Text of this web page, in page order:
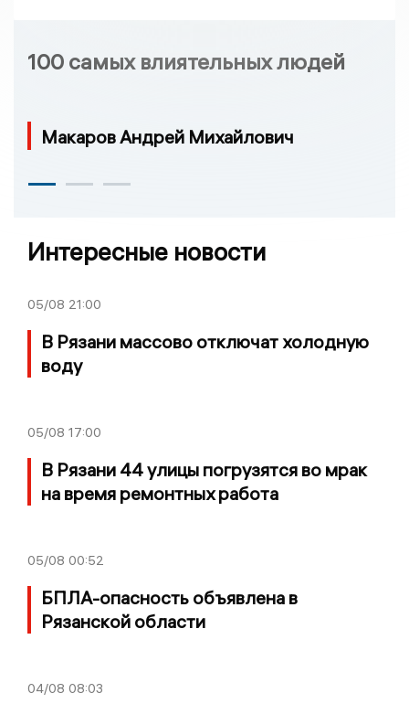
100 самых влиятельных людей
Макаров Андрей Михайлович
Интересные новости
05/08 21:00
В Рязани массово отключат холодную
воду
05/08 17:00
В Рязани 44 улицы погрузятся во мрак
на время ремонтных работа
05/08 00:52
БПЛА-опасность объявлена в
Рязанской области
04/08 08:03